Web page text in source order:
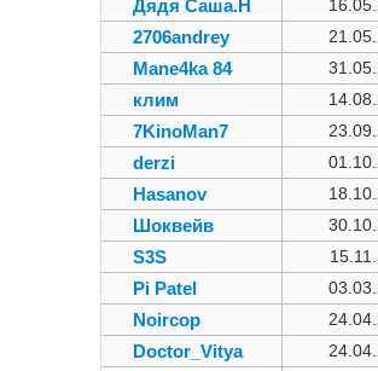
Дядя Саша.Н
2706andrey
Mane4ka 84
клим
7KinoMan7
derzi
Hasanov
Шоквейв
S3S
Pi Patel
Noircop
Doctor_Vitya